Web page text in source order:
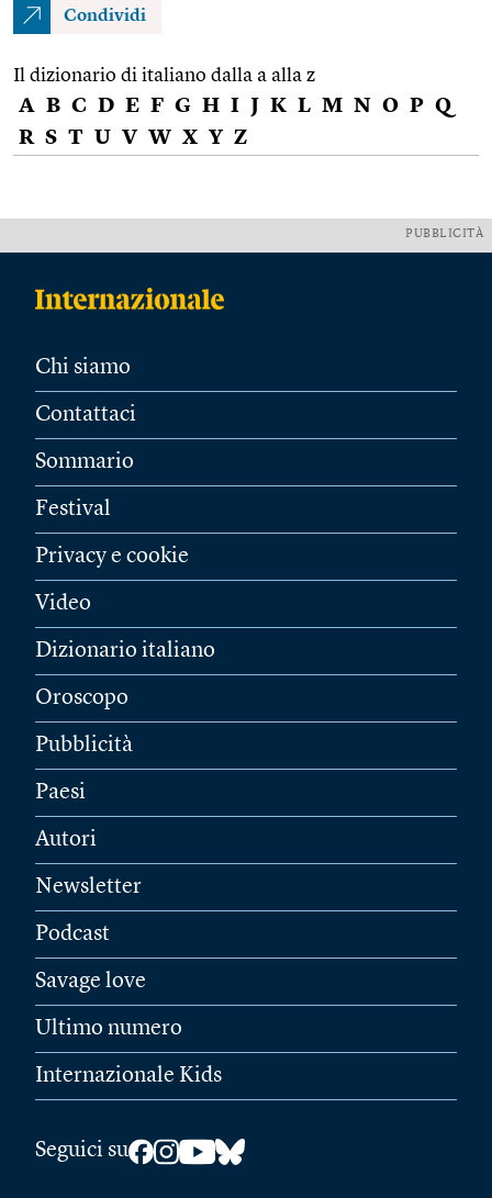
Condividi
Il dizionario di italiano dalla a alla z
A B C D E F G H I J K L M N O P Q
R S T U V W X Y Z
PUBBLICITÀ
Chi siamo
Contattaci
Sommario
Festival
Privacy e cookie
Video
Dizionario italiano
Oroscopo
Pubblicità
Paesi
Autori
Newsletter
Podcast
Savage love
Ultimo numero
Internazionale Kids
Seguici su